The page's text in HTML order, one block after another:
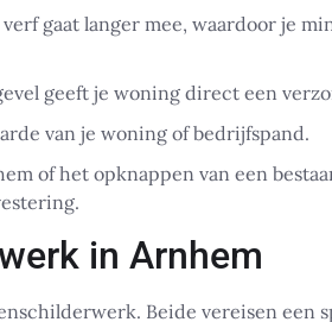
gaat langer mee, waardoor je
geeft je woning direct een
van je woning of bedrijfspand.
of het opknappen van een
in Arnhem
Beide vereisen een